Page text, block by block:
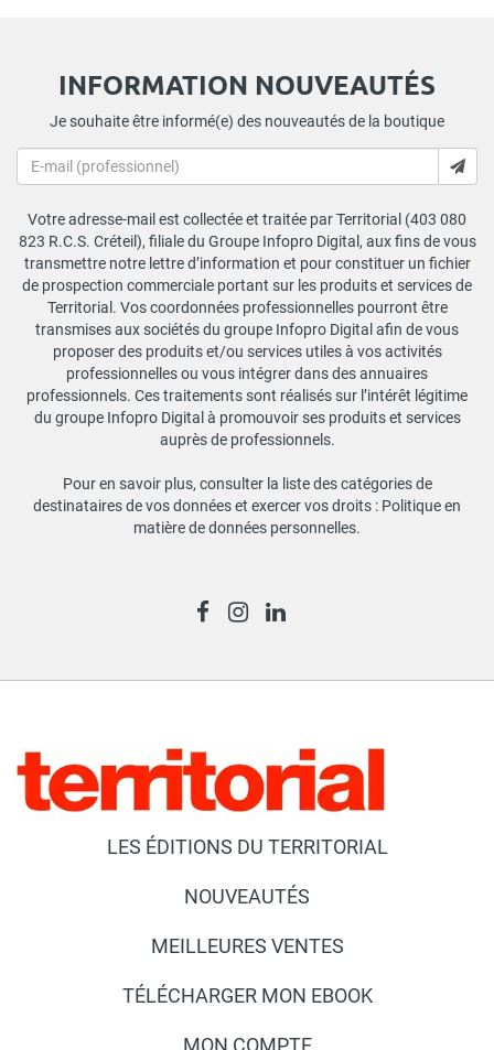
INFORMATION NOUVEAUTÉS
Je souhaite être informé(e) des nouveautés de la boutique
Votre adresse-mail est collectée et traitée par Territorial (403 080
823 R.C.S. Créteil), filiale du Groupe Infopro Digital, aux fins de vous
transmettre notre lettre d’information et pour constituer un fichier
de prospection commerciale portant sur les produits et services de
Territorial. Vos coordonnées professionnelles pourront être
transmises aux sociétés du groupe Infopro Digital afin de vous
proposer des produits et/ou services utiles à vos activités
professionnelles ou vous intégrer dans des annuaires
professionnels. Ces traitements sont réalisés sur l’intérêt légitime
du groupe Infopro Digital à promouvoir ses produits et services
auprès de professionnels.
Pour en savoir plus, consulter la liste des catégories de
destinataires de vos données et exercer vos droits : Politique en
matière de données personnelles.
LES ÉDITIONS DU TERRITORIAL
NOUVEAUTÉS
MEILLEURES VENTES
TÉLÉCHARGER MON EBOOK